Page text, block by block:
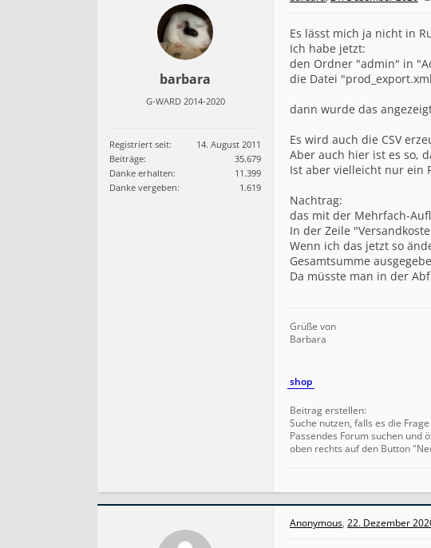
barbara
G-WARD 2014-2020
Registriert seit:
14. August 2011
Beiträge:
35.679
Danke erhalten:
11.399
Danke vergeben:
1.619
Es lässt mich ja nicht in
Ich habe jetzt:
den Ordner "admin" in
die Datei
dann wurde das
Es wird auch die CSV
Aber auch hier ist es so,
Ist aber vielleicht nur ein
Nachtrag:
das mit der Mehrfach-
In der Zeile
Wenn ich das jetzt so
Gesamtsumme
Da müsste man in der
Grüße von
Barbara
shop
Beitrag erstellen:
Suche nutzen, falls es die
Passendes Forum suchen und
oben rechts auf den Button
Anonymous, 22. Dezember